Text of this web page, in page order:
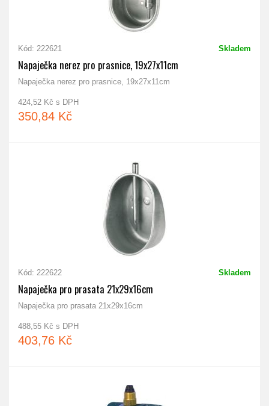
Kód: 222621 Skladem
Napaječka nerez pro prasnice, 19x27x11cm
Napaječka nerez pro prasnice, 19x27x11cm
424,52 Kč s DPH
350,84 Kč
Kód: 222622 Skladem
Napaječka pro prasata 21x29x16cm
Napaječka pro prasata 21x29x16cm
488,55 Kč s DPH
403,76 Kč